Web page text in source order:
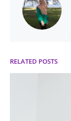
RELATED POSTS